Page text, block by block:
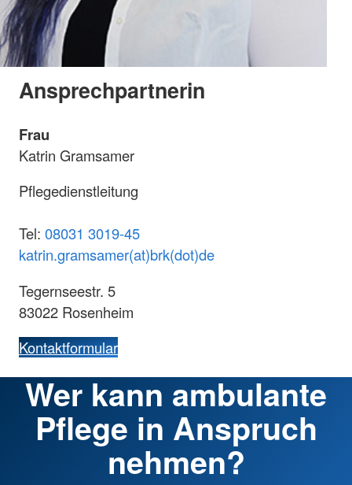
Ansprechpartnerin
Frau
Katrin Gramsamer
Pflegedienstleitung
Tel: 08031 3019-45
katrin.gramsamer(at)brk(dot)de
Tegernseestr. 5
83022 Rosenheim
Kontaktformular
Wer kann ambulante
Pflege in Anspruch
nehmen?